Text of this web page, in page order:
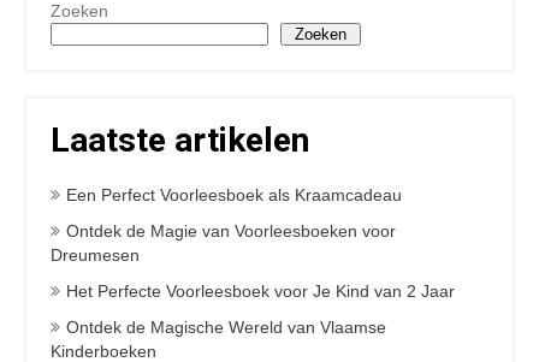
Zoeken
Zoeken
Laatste artikelen
Een Perfect Voorleesboek als Kraamcadeau
Ontdek de Magie van Voorleesboeken voor
Dreumesen
Het Perfecte Voorleesboek voor Je Kind van 2 Jaar
Ontdek de Magische Wereld van Vlaamse
Kinderboeken